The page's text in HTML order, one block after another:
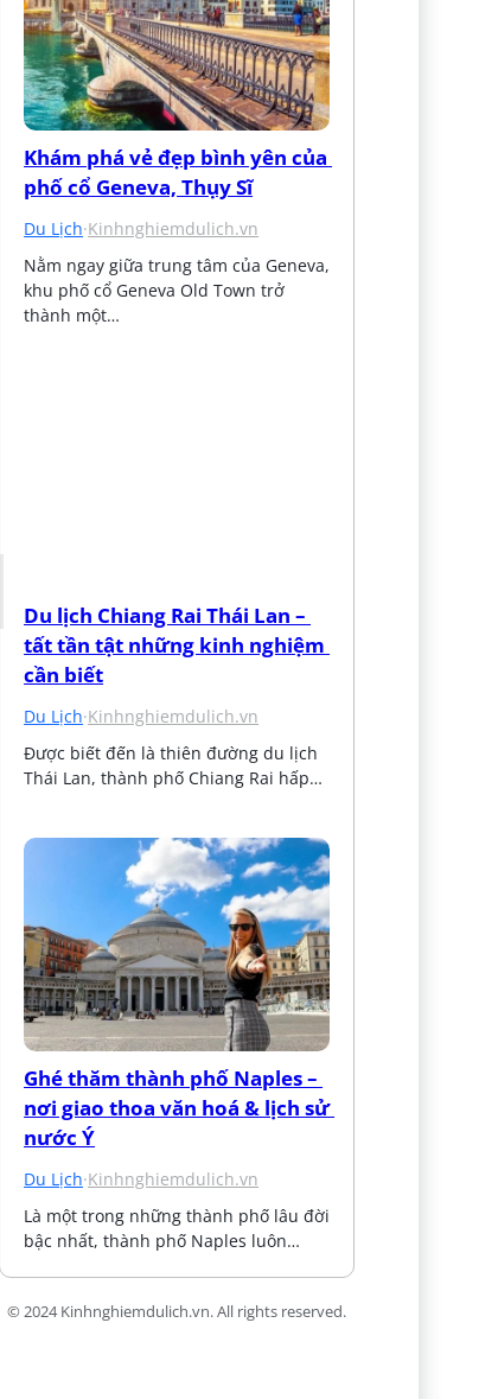
Khám phá vẻ đẹp bình yên của
phố cổ Geneva, Thụy Sĩ
Du Lịch·Kinhnghiemdulich.vn
Nằm ngay giữa trung tâm của Geneva,
khu phố cổ Geneva Old Town trở
thành một…
Du lịch Chiang Rai Thái Lan –
tất tần tật những kinh nghiệm
cần biết
Du Lịch·Kinhnghiemdulich.vn
Được biết đến là thiên đường du lịch
Thái Lan, thành phố Chiang Rai hấp…
Ghé thăm thành phố Naples –
nơi giao thoa văn hoá & lịch sử
nước Ý
Du Lịch·Kinhnghiemdulich.vn
Là một trong những thành phố lâu đời
bậc nhất, thành phố Naples luôn…
© 2024 Kinhnghiemdulich.vn. All rights reserved.